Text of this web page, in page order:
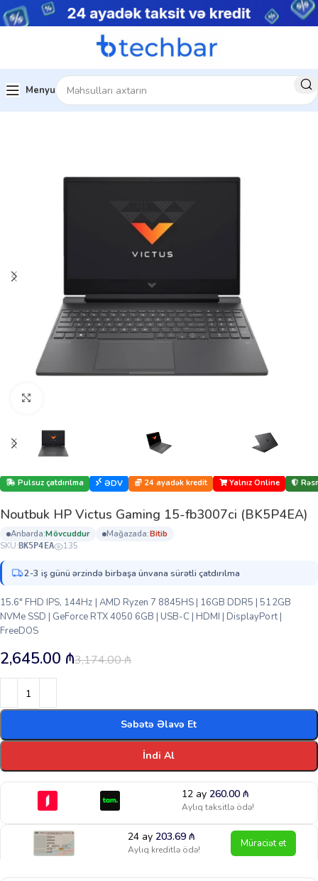
Menyu
Ev Noutbuklar Gaming Notebooklar
Pulsuz çatdırılma ƏDV 24 ayadək kredit Yalnız Online
Noutbuk HP Victus Gaming 15-fb3007ci (BK5P4EA)
anbarda: mövcuddur mağazada:
bi̇ti̇b
SKU: BK5P4EA 135
2-3 iş günü ərzində birbaşa ünvana sürətli çatdırılma
15.6″ FHD IPS, 144Hz | AMD Ryzen 7 8845HS | 16GB DDR5 | 512GB
NVMe SSD | GeForce RTX 4050 6GB | USB-C | HDMI | DisplayPort |
FreeDOS
3,174.00₼
2,645.00 ₼
Səbətə Əlavə Et
İndi Al
12 ay 260.00 ₼
Aylıq taksitlə ödə!
24 ay203.69₼
Aylıq kreditlə ödə! Müraciət et